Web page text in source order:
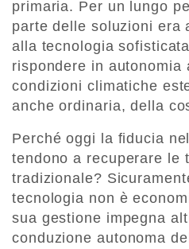
primaria. Per un lungo
parte delle soluzioni era
alla tecnologia
rispondere in autonomia
condizioni climatiche
anche ordinaria, della
Perché oggi la fiducia
tendono a recuperare le
tradizionale?
tecnologia non è
sua gestione impegna
conduzione autonoma